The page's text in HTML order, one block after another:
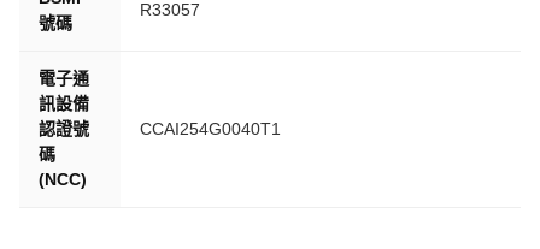
號碼
R33057
電子通
訊設備
認證號
碼
(NCC)
CCAI254G0040T1